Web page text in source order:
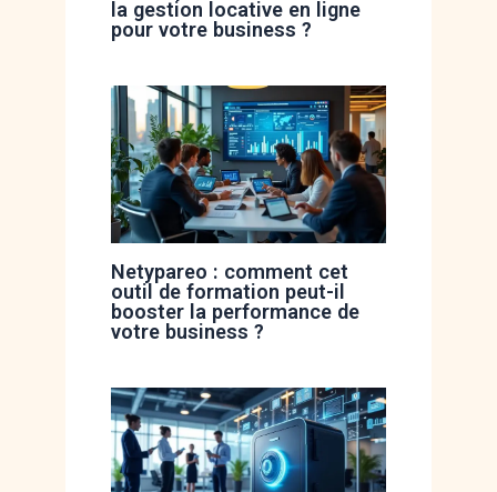
la gestion locative en ligne
pour votre business ?
Netypareo : comment cet
outil de formation peut-il
booster la performance de
votre business ?